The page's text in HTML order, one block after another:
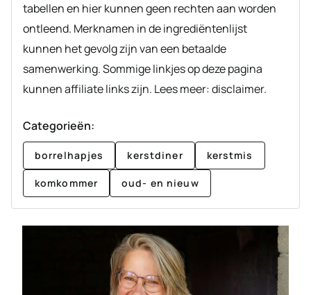
tabellen en hier kunnen geen rechten aan worden
ontleend. Merknamen in de ingrediëntenlijst
kunnen het gevolg zijn van een betaalde
samenwerking. Sommige linkjes op deze pagina
kunnen affiliate links zijn. Lees meer: disclaimer.
Categorieën:
borrelhapjes kerstdiner kerstmis
komkommer oud- en nieuw